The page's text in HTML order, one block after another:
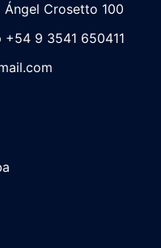
Ángel Crosetto 100
9 3541 650411